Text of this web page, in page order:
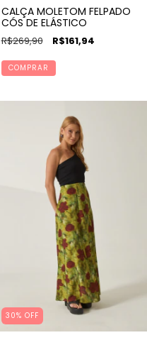
CALÇA MOLETOM FELPADO
CÓS DE ELÁSTICO
R$269,90 R$161,94
COMPRAR
30% OFF